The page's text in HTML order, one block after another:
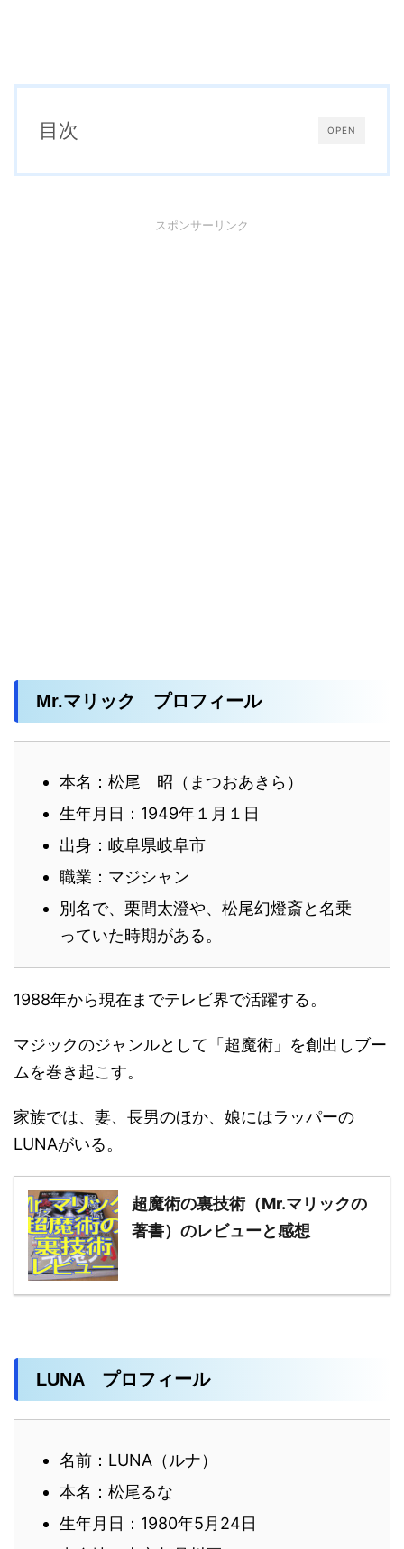
OPEN
目次
スポンサーリンク
Mr.マリック プロフィール
本名：松尾 昭（まつおあきら）
生年月日：1949年１月１日
出身：岐阜県岐阜市
職業：マジシャン
別名で、栗間太澄や、松尾幻燈斎と名乗
っていた時期がある。
1988年から現在までテレビ界で活躍する。
マジックのジャンルとして「超魔術」を創出しブー
ムを巻き起こす。
家族では、妻、長男のほか、娘にはラッパーの
LUNAがいる。
超魔術の裏技術（Mr.マリックの
著書）のレビューと感想
LUNA プロフィール
名前：LUNA（ルナ）
本名：松尾るな
生年月日：1980年5月24日